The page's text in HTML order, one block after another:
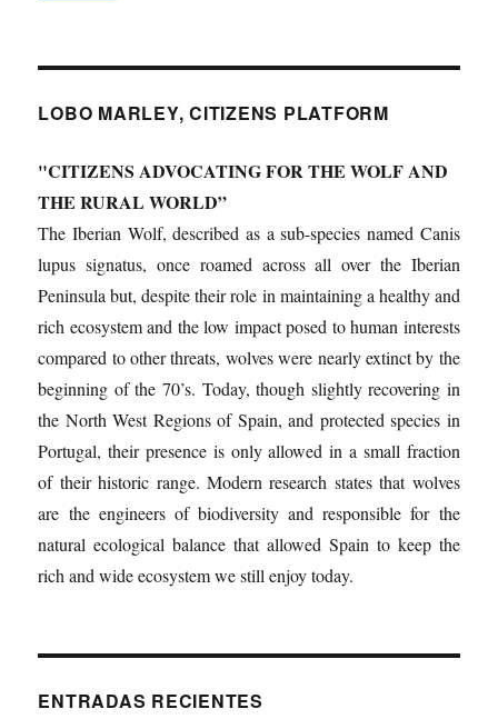
LOBO MARLEY, CITIZENS PLATFORM
"CITIZENS ADVOCATING FOR THE WOLF AND
THE RURAL WORLD”
The Iberian Wolf, described as a sub-species named Canis
lupus signatus, once roamed across all over the Iberian
Peninsula but, despite their role in maintaining a healthy and
rich ecosystem and the low impact posed to human interests
compared to other threats, wolves were nearly extinct by the
beginning of the 70’s. Today, though slightly recovering in
the North West Regions of Spain, and protected species in
Portugal, their presence is only allowed in a small fraction
of their historic range. Modern research states that wolves
are the engineers of biodiversity and responsible for the
natural ecological balance that allowed Spain to keep the
rich and wide ecosystem we still enjoy today.
ENTRADAS RECIENTES